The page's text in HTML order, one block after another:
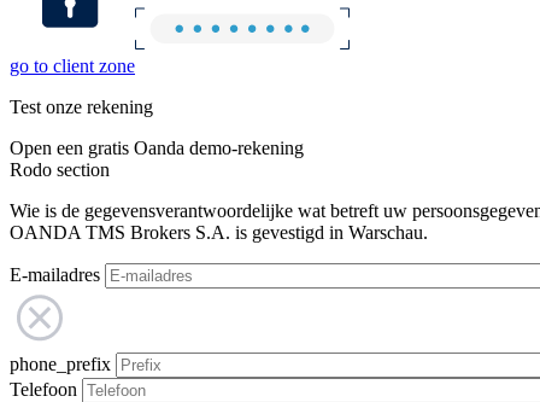
go to client zone
Test onze rekening
Open een gratis Oanda demo-rekening
Rodo section
Wie is de gegevensverantwoordelijke wat betreft uw
OANDA TMS Brokers S.A. is gevestigd in Warschau.
E-mailadres
phone_prefix
Telefoon